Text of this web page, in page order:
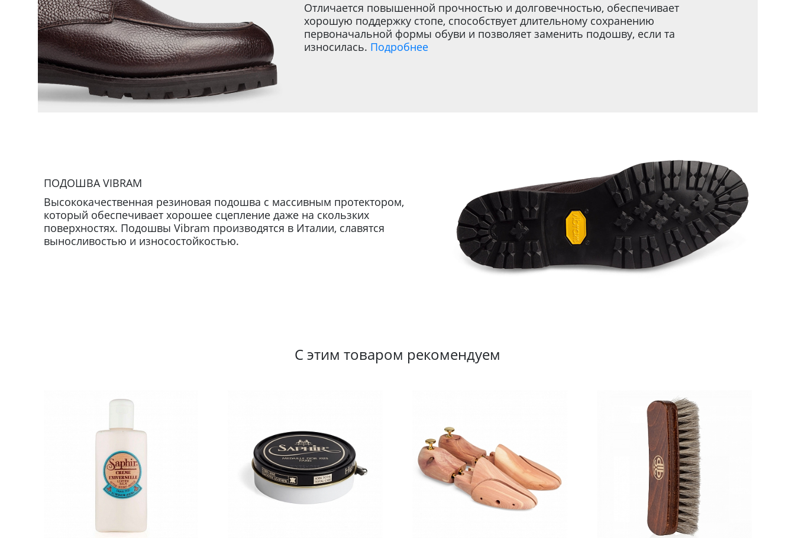
Отличается повышенной прочностью и долговечностью, обеспечивает
хорошую поддержку стопе, способствует длительному сохранению
первоначальной формы обуви и позволяет заменить подошву, если та
износилась. Подробнее
ПОДОШВА VIBRAM
Высококачественная резиновая подошва с массивным протектором,
который обеспечивает хорошее сцепление даже на скользких
поверхностях. Подошвы Vibram производятся в Италии, славятся
выносливостью и износостойкостью.
С этим товаром рекомендуем